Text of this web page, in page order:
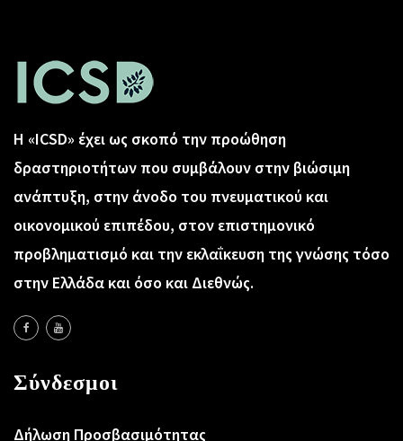
Η «ICSD» έχει ως σκοπό την προώθηση
δραστηριοτήτων που συμβάλουν στην βιώσιμη
ανάπτυξη, στην άνοδο του πνευματικού και
οικονομικού επιπέδου, στον επιστημονικό
προβληματισμό και την εκλαΐκευση της γνώσης τόσο
στην Ελλάδα και όσο και Διεθνώς.
Σύνδεσμοι
Δήλωση Προσβασιμότητας